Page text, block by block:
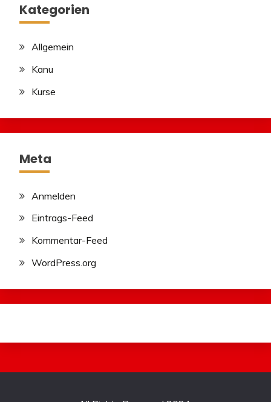
Kategorien
Allgemein
Kanu
Kurse
Meta
Anmelden
Eintrags-Feed
Kommentar-Feed
WordPress.org